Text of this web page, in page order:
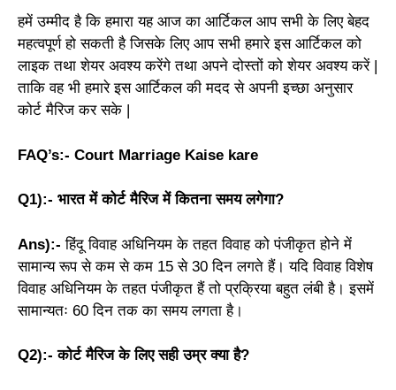
हमें उम्मीद है कि हमारा यह आज का आर्टिकल आप सभी के लिए बेहद
महत्वपूर्ण हो सकती है जिसके लिए आप सभी हमारे इस आर्टिकल को
लाइक तथा शेयर अवश्य करेंगे तथा अपने दोस्तों को शेयर अवश्य करें |
ताकि वह भी हमारे इस आर्टिकल की मदद से अपनी इच्छा अनुसार
कोर्ट मैरिज कर सके |
FAQ’s:- Court Marriage Kaise kare
Q1):- भारत में कोर्ट मैरिज में कितना समय लगेगा?
Ans):- हिंदू विवाह अधिनियम के तहत विवाह को पंजीकृत होने में
सामान्य रूप से कम से कम 15 से 30 दिन लगते हैं। यदि विवाह विशेष
विवाह अधिनियम के तहत पंजीकृत हैं तो प्रक्रिया बहुत लंबी है। इसमें
सामान्यतः 60 दिन तक का समय लगता है।
Q2):- कोर्ट मैरिज के लिए सही उम्र क्या है?